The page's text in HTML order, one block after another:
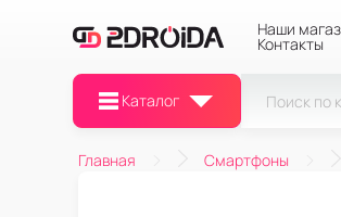
Наши
Контакты
Каталог
Главная Смартфоны